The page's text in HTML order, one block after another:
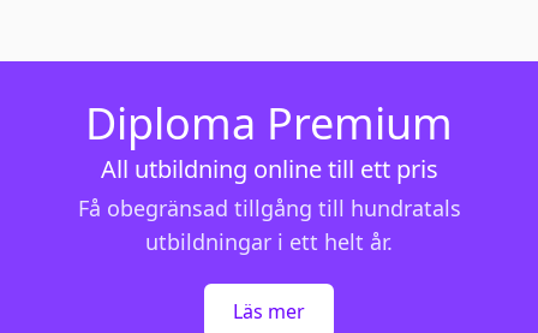
Diploma Premium
All utbildning online till ett pris
Få obegränsad tillgång till hundratals
utbildningar i ett helt år.
Läs mer